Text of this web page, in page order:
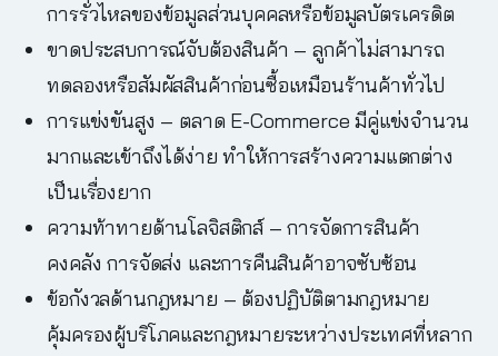
การรั่วไหลของข้อมูลส่วนบุคคลหรือข้อมูลบัตรเครดิต
ขาดประสบการณ์จับต้องสินค้า – ลูกค้าไม่สามารถ
ทดลองหรือสัมผัสสินค้าก่อนซื้อเหมือนร้านค้าทั่วไป
การแข่งขันสูง – ตลาด E-Commerce มีคู่แข่งจำนวน
มากและเข้าถึงได้ง่าย ทำให้การสร้างความแตกต่าง
เป็นเรื่องยาก
ความท้าทายด้านโลจิสติกส์ – การจัดการสินค้า
คงคลัง การจัดส่ง และการคืนสินค้าอาจซับซ้อน
ข้อกังวลด้านกฎหมาย – ต้องปฏิบัติตามกฎหมาย
คุ้มครองผู้บริโภคและกฎหมายระหว่างประเทศที่หลาก